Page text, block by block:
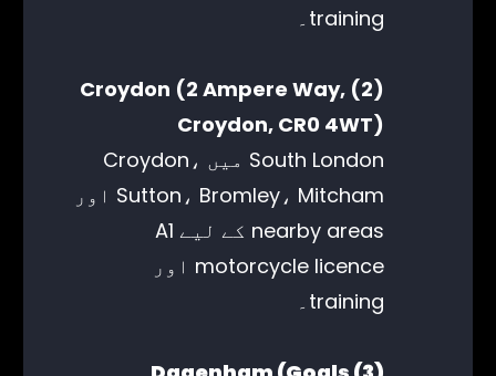
training۔
(2) Croydon (2 Ampere Way,
Croydon, CR0 4WT)
South London میں Croydon،
Sutton، Bromley، Mitcham اور
nearby areas کے لیے A1
motorcycle licence اور
training۔